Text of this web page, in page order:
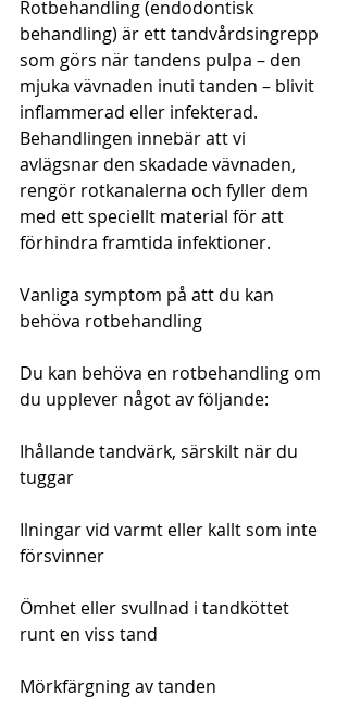
Rotbehandling (endodontisk
behandling) är ett tandvårdsingrepp
som görs när tandens pulpa – den
mjuka vävnaden inuti tanden – blivit
inflammerad eller infekterad.
Behandlingen innebär att vi
avlägsnar den skadade vävnaden,
rengör rotkanalerna och fyller dem
med ett speciellt material för att
förhindra framtida infektioner.
Vanliga symptom på att du kan
behöva rotbehandling
Du kan behöva en rotbehandling om
du upplever något av följande:
Ihållande tandvärk, särskilt när du
tuggar
Ilningar vid varmt eller kallt som inte
försvinner
Ömhet eller svullnad i tandköttet
runt en viss tand
Mörkfärgning av tanden